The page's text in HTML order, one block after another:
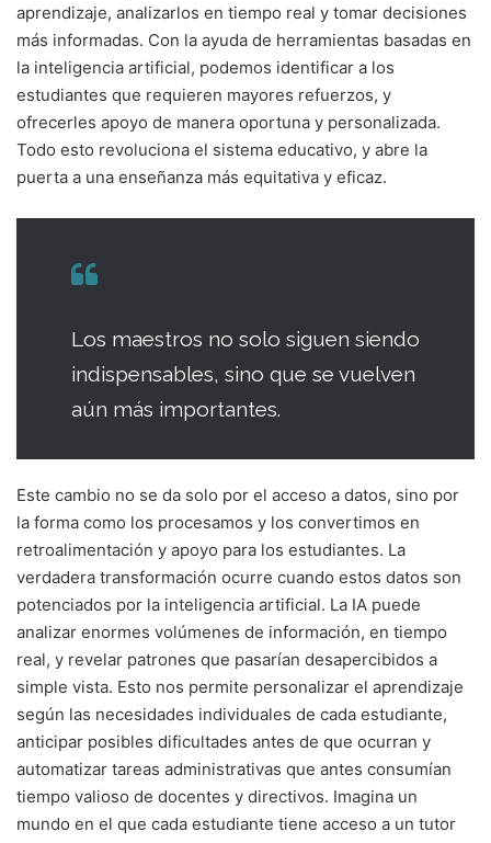
aprendizaje, analizarlos en tiempo real y tomar decisiones
más informadas. Con la ayuda de herramientas basadas en
la inteligencia artificial, podemos identificar a los
estudiantes que requieren mayores refuerzos, y
ofrecerles apoyo de manera oportuna y personalizada.
Todo esto revoluciona el sistema educativo, y abre la
puerta a una enseñanza más equitativa y eficaz.
Los maestros no solo siguen siendo
indispensables, sino que se vuelven
aún más importantes.
Este cambio no se da solo por el acceso a datos, sino por
la forma como los procesamos y los convertimos en
retroalimentación y apoyo para los estudiantes. La
verdadera transformación ocurre cuando estos datos son
potenciados por la inteligencia artificial. La IA puede
analizar enormes volúmenes de información, en tiempo
real, y revelar patrones que pasarían desapercibidos a
simple vista. Esto nos permite personalizar el aprendizaje
según las necesidades individuales de cada estudiante,
anticipar posibles dificultades antes de que ocurran y
automatizar tareas administrativas que antes consumían
tiempo valioso de docentes y directivos. Imagina un
mundo en el que cada estudiante tiene acceso a un tutor